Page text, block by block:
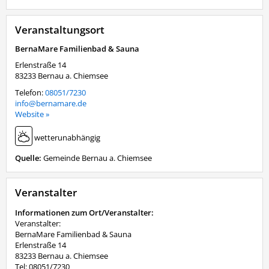
Veranstaltungsort
BernaMare Familienbad & Sauna
Erlenstraße 14
83233 Bernau a. Chiemsee
Telefon:08051/7230
info@bernamare.de
Website »
wetterunabhängig
Quelle: Gemeinde Bernau a. Chiemsee
Veranstalter
Informationen zum Ort/Veranstalter:
Veranstalter:
BernaMare Familienbad & Sauna
Erlenstraße 14
83233 Bernau a. Chiemsee
Tel: 08051/7230